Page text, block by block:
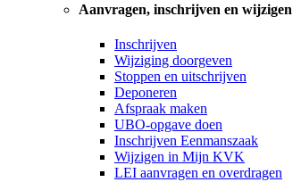
Aanvragen, inschrijven en wijzigen
Inschrijven
Wijziging doorgeven
Stoppen en uitschrijven
Deponeren
Afspraak maken
UBO-opgave doen
Inschrijven Eenmanszaak
Wijzigen in Mijn KVK
LEI aanvragen en overdragen